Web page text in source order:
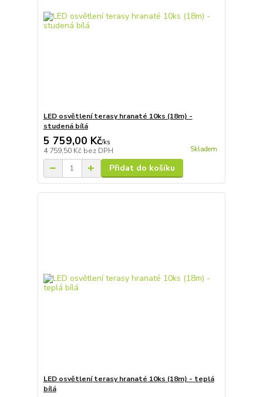
LED osvětlení terasy hranaté 10ks (18m) -
studená bílá
5 759,00 Kč/ks
4 759,50 Kč bez DPH Skladem
Přidat do košíku
LED osvětlení terasy hranaté 10ks (18m) - teplá
bílá